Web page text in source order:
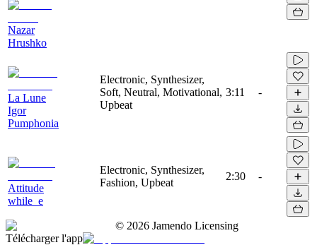
Nazar
Hrushko
La Lune
Igor
Pumphonia
Electronic, Synthesizer,
Soft, Neutral, Motivational,
Upbeat
3:11 -
Attitude
while_e
Electronic, Synthesizer,
Fashion, Upbeat
2:30 -
© 2026 Jamendo Licensing
Télécharger l'app